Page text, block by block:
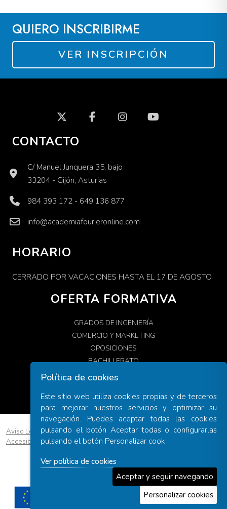
QUIERO INSCRIBIRME
VER INSCRIPCIÓN
CONTACTO
C/ Manuel Junquera 35, bajo
33204 - Gijón, Asturias
984 393 172 - 649 136 877
info@academiafourieronline.com
OFERTA FORMATIVA
GRADOS DE INGENIERÍA
COMERCIO Y MARKETING
OPOSICIONES
BACHILLERATO
PAU
HORARIO
CERRADO POR VACACIONES HASTA EL 17 DE AGOSTO
Aviso Legal|Política de Privacidad|Política de Cookies|
Accesibilidad|Condiciones de contratación
Política de cookies
Este sitio web utiliza cookies propias y de terceros
para mejorar nuestros servicios y optimizar su
navegación. Puedes aceptar todas las cookies
pulsando el botón Aceptar todas o configurarlas
pulsando el botón Personalizar cook
Ver política de cookies
Aceptar y seguir navegando
Personalizar cookies